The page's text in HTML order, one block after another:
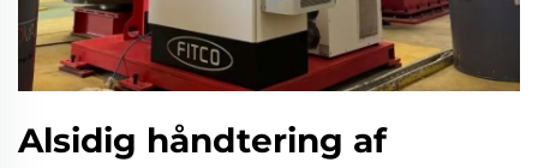
Alsidig håndtering af